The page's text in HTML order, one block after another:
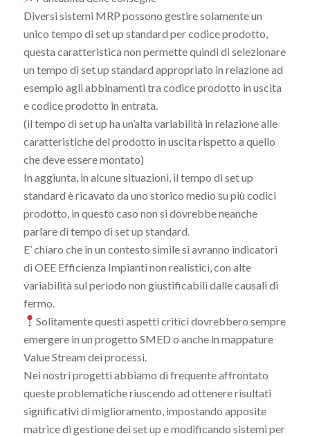
Diversi sistemi MRP possono gestire solamente un
unico tempo di set up standard per codice prodotto,
questa caratteristica non permette quindi di selezionare
un tempo di set up standard appropriato in relazione ad
esempio agli abbinamenti tra codice prodotto in uscita
e codice prodotto in entrata.
(il tempo di set up ha un’alta variabilità in relazione alle
caratteristiche del prodotto in uscita rispetto a quello
che deve essere montato)
In aggiunta, in alcune situazioni, il tempo di set up
standard è ricavato da uno storico medio su più codici
prodotto, in questo caso non si dovrebbe neanche
parlare di tempo di set up standard.
E’ chiaro che in un contesto simile si avranno indicatori
di OEE Efficienza Impianti non realistici, con alte
variabilità sul periodo non giustificabili dalle causali di
fermo.
Solitamente questi aspetti critici dovrebbero sempre
emergere in un progetto SMED o anche in mappature
Value Stream dei processi.
Nei nostri progetti abbiamo di frequente affrontato
queste problematiche riuscendo ad ottenere risultati
significativi di miglioramento, impostando apposite
matrice di gestione dei set up e modificando sistemi per